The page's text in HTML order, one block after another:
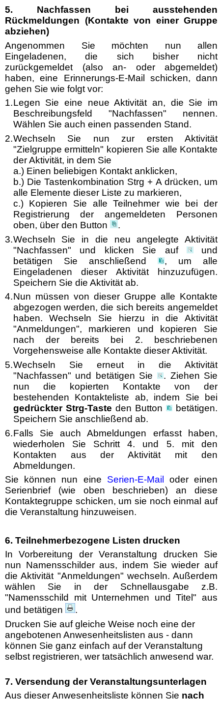
5. Nachfassen bei ausstehenden
Rückmeldungen (Kontakte von einer Gruppe
abziehen)
Angenommen Sie möchten nun allen
Eingeladenen, die sich bisher nicht
zurückgemeldet (also an- oder abgemeldet)
haben, eine Erinnerungs-E-Mail schicken, dann
gehen Sie wie folgt vor:
1.Legen Sie eine neue Aktivität an, die Sie im
Beschreibungsfeld "Nachfassen" nennen.
Wählen Sie auch einen passenden Stand.
2.Wechseln Sie nun zur ersten Aktivität
"Zielgruppe ermitteln" kopieren Sie alle Kontakte
der Aktivität, in dem Sie
a.) Einen beliebigen Kontakt anklicken,
b.) Die Tastenkombination Strg + A drücken, um
alle Elemente dieser Liste zu markieren,
c.) Kopieren Sie alle Teilnehmer wie bei der
Registrierung der angemeldeten Personen
oben, über den Button
.
3.Wechseln Sie in die neu angelegte Aktivität
"Nachfassen" und klicken Sie auf
und
betätigen Sie anschließend
, um alle
Eingeladenen dieser Aktivität hinzuzufügen.
Speichern Sie die Aktivität ab.
4.Nun müssen von dieser Gruppe alle Kontakte
abgezogen werden, die sich bereits angemeldet
haben. Wechseln Sie hierzu in die Aktivität
"Anmeldungen", markieren und kopieren Sie
nach der bereits bei 2. beschriebenen
Vorgehensweise alle Kontakte dieser Aktivität.
5.Wechseln Sie erneut in die Aktivität
"Nachfassen" und betätigen Sie
. Ziehen Sie
nun die kopierten Kontakte von der
bestehenden Kontakteliste ab, indem Sie bei
gedrückter Strg-Taste den Button
betätigen.
Speichern Sie anschließend ab.
6.Falls Sie auch Abmeldungen erfasst haben,
wiederholen Sie Schritt 4. und 5. mit den
Kontakten aus der Aktivität mit den
Abmeldungen.
Sie können nun eine Serien-E-Mail
oder einen
Serienbrief (wie oben beschrieben) an diese
Kontaktegruppe schicken, um sie noch einmal auf
die Veranstaltung hinzuweisen.
6. Teilnehmerbezogene Listen drucken
In Vorbereitung der Veranstaltung drucken Sie
nun Namensschilder aus, indem Sie wieder auf
die Aktivität "Anmeldungen" wechseln. Außerdem
wählen Sie in der Schnellausgabe z.B.
"Namensschild mit Unternehmen und Titel" aus
und betätigen
.
Drucken Sie auf gleiche Weise noch eine der
angebotenen Anwesenheitslisten aus - dann
können Sie ganz einfach auf der Veranstaltung
selbst registrieren, wer tatsächlich anwesend war.
7. Versendung der Veranstaltungsunterlagen
Aus dieser Anwesenheitsliste können Sie nach